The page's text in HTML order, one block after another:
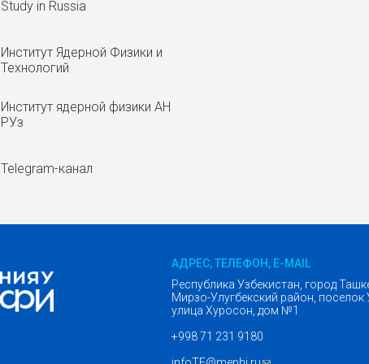
Study in Russia
Институт Ядерной Физики и
Технологий
Институт ядерной физики АН
РУз
Telegram-канал
АДРЕС, ТЕЛЕФОН, E-MAIL
Республика Узбекистан, город
Мирзо-Улугбекский район, поселок
улица Хуросон, дом №1
+998 71 231 9180